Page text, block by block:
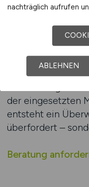
System- und
Zustände,
Dashboards,
Rückmeldung an
von Teams im
der eingesetzten
entsteht ein
überfordert –
Beratung
nachträglich aufrufen
ABLEHNEN